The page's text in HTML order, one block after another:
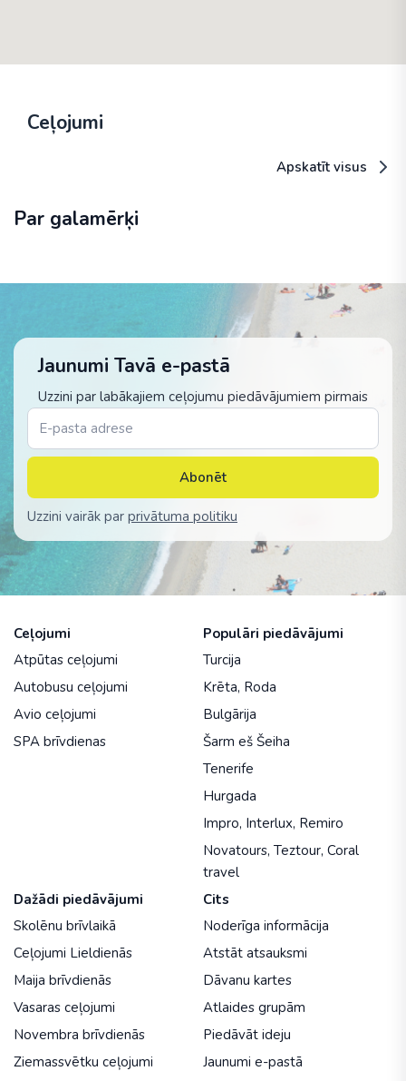
Ceļojumi
Apskatīt visus
Par galamērķi
Jaunumi Tavā e-pastā
Uzzini par labākajiem ceļojumu piedāvājumiem pirmais
Abonēt
Uzzini vairāk par privātuma politiku
Ceļojumi
Atpūtas ceļojumi
Autobusu ceļojumi
Avio ceļojumi
SPA brīvdienas
Populāri piedāvājumi
Turcija
Krēta, Roda
Bulgārija
Šarm eš Šeiha
Tenerife
Hurgada
Impro, Interlux, Remiro
Novatours, Teztour, Coral
travel
Dažādi piedāvājumi
Skolēnu brīvlaikā
Ceļojumi Lieldienās
Maija brīvdienās
Vasaras ceļojumi
Novembra brīvdienās
Ziemassvētku ceļojumi
Cits
Noderīga informācija
Atstāt atsauksmi
Dāvanu kartes
Atlaides grupām
Piedāvāt ideju
Jaunumi e-pastā